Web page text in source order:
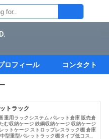
ロフィール コンタクト
トラック
重用ラックシステム パレット倉庫 販売倉
む収納ケージ 鉄鋼収納ケージ 収納ケージ
ットケージ ストロップレスラック棚 倉庫
型重型パレットラック棚タイプ低コスト